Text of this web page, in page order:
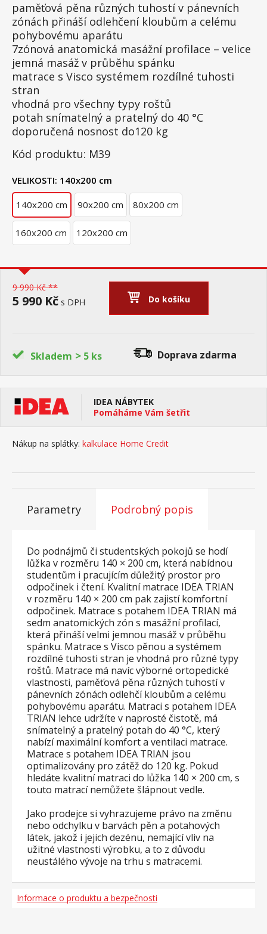
paměťová pěna různých tuhostí v pánevních
zónách přináší odlehčení kloubům a celému
pohybovému aparátu
7zónová anatomická masážní profilace – velice
jemná masáž v průběhu spánku
matrace s Visco systémem rozdílné tuhosti
stran
vhodná pro všechny typy roštů
potah snímatelný a pratelný do 40 °C
doporučená nosnost do120 kg
Kód produktu: M39
VELIKOSTI: 140x200 cm
140x200 cm 90x200 cm 80x200 cm
160x200 cm 120x200 cm
9 990 Kč **
5 990 Kč s DPH Do košíku
Skladem > 5 ks Doprava zdarma
IDEA NÁBYTEK
Pomáháme Vám šetřit
Nákup na splátky: kalkulace Home Credit
Parametry Podrobný popis
Do podnájmů či studentských pokojů se hodí
lůžka v rozměru 140 × 200 cm, která nabídnou
studentům i pracujícím důležitý prostor pro
odpočinek i čtení. Kvalitní matrace IDEA TRIAN
v rozměru 140 × 200 cm pak zajistí komfortní
odpočinek. Matrace s potahem IDEA TRIAN má
sedm anatomických zón s masážní profilací,
která přináší velmi jemnou masáž v průběhu
spánku. Matrace s Visco pěnou a systémem
rozdílné tuhosti stran je vhodná pro různé typy
roštů. Matrace má navíc výborné ortopedické
vlastnosti, paměťová pěna různých tuhostí v
pánevních zónách odlehčí kloubům a celému
pohybovému aparátu. Matraci s potahem IDEA
TRIAN lehce udržíte v naprosté čistotě, má
snímatelný a pratelný potah do 40 °C, který
nabízí maximální komfort a ventilaci matrace.
Matrace s potahem IDEA TRIAN jsou
optimalizovány pro zátěž do 120 kg. Pokud
hledáte kvalitní matraci do lůžka 140 × 200 cm, s
touto matrací nemůžete šlápnout vedle.
Jako prodejce si vyhrazujeme právo na změnu
nebo odchylku v barvách pěn a potahových
látek, jakož i jejich dezénu, nemající vliv na
užitné vlastnosti výrobku, a to z důvodu
neustálého vývoje na trhu s matracemi.
Informace o produktu a bezpečnosti